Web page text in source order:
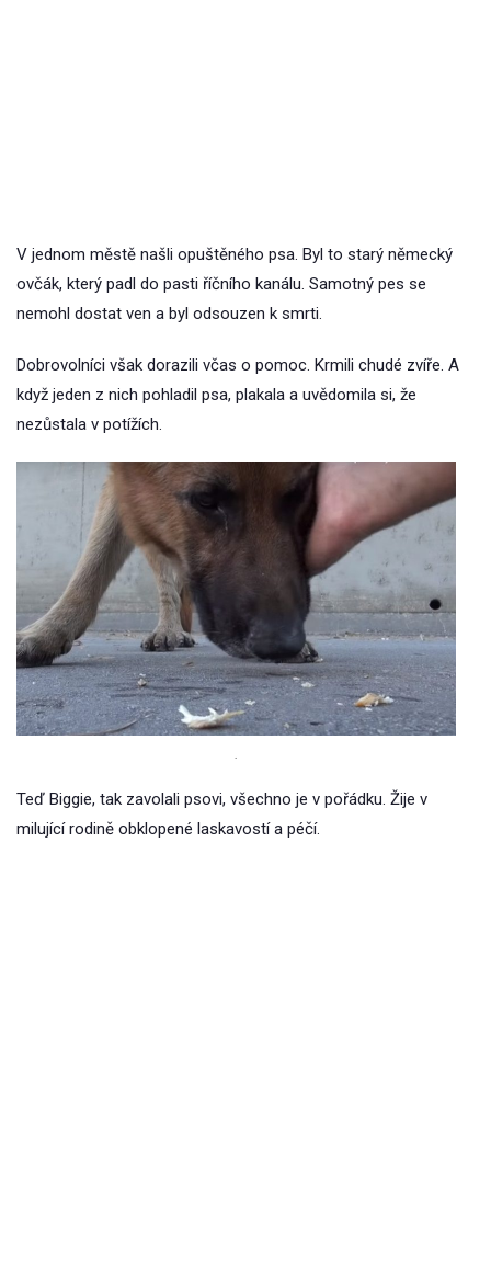
V jednom městě našli opuštěného psa. Byl to starý německý
ovčák, který padl do pasti říčního kanálu. Samotný pes se
nemohl dostat ven a byl odsouzen k smrti.
Dobrovolníci však dorazili včas o pomoc. Krmili chudé zvíře. A
když jeden z nich pohladil psa, plakala a uvědomila si, že
nezůstala v potížích.
.
Teď Biggie, tak zavolali psovi, všechno je v pořádku. Žije v
milující rodině obklopené laskavostí a péčí.